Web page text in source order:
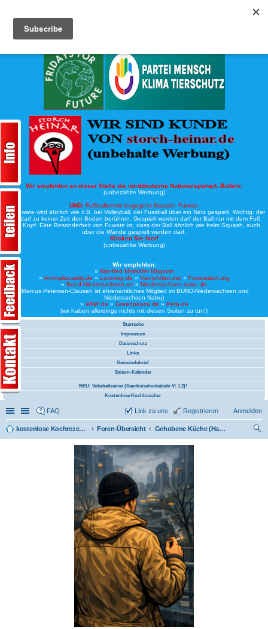
Wir empfehlen an dieser Stelle die norddeutsche Nationalsportart: Boßeln:
(unbezahlte Werbung)
UND: Fußballtennis begegnet Squash: Fuwate
Bei Fuwate wird ähnlich wie z.B. bei Volleyball, der Fussball über ein Netz gespielt. Wichtig: der
Ball darf zu keiner Zeit den Boden berühren. Gespielt werden darf der Ball nur mit dem Fuß
oder Kopf. Eine Besonderheit von Fuwate ist, dass der Ball ähnlich wie beim Squash, auch
über die Wände gespielt werden darf.
Klicken Sie hier!
(unbezahlte Werbung)
Wir empfehlen:
» Manfred Mistkäfer Magazin
» Animalequality.de » Loveveg.de » Vier-pfoten.de/» Foodwatch.org
» Bund-Niedersachsen.de » Niedersachsen.nabu.de
(Marcus Petersen-Clausen ist ehrenamtliches Mitglied im BUND-Niedersachsen und
Niedersachsen Nabu)
» WWF.de » Greenpeace.de » Peta.de
(wir haben allerdings nichts mit diesen Seiten zu tun!)
Startseite
Impressum
Datenschutz
Links
Gemeindebrief
Saison-Kalender
NEU: Vokabeltrainer (Saechsischvokabeln V: 1.2)!
Kostenlose Kochbuecher
Schnellzugriff
Linkliste
FAQ Anmelden
Registrieren
Link zu uns
kostenlose Kochrezepte und kostenlose Kochbücher Foren-Übersicht
Gehobene Küche (Haute Cuisin, vegan)